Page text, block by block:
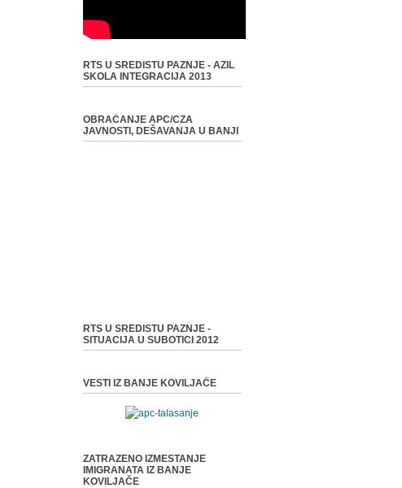
RTS U SREDISTU PAZNJE - AZIL
SKOLA INTEGRACIJA 2013
OBRAĆANJE APC/CZA
JAVNOSTI, DEŠAVANJA U BANJI
RTS U SREDISTU PAZNJE -
SITUACIJA U SUBOTICI 2012
VESTI IZ BANJE KOVILJAČE
ZATRAZENO IZMESTANJE
IMIGRANATA IZ BANJE
KOVILJAČE